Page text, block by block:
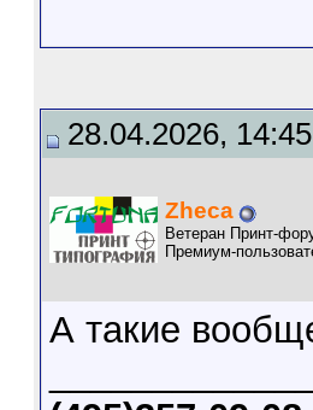
28.04.2026, 14:45
Zheca
Ветеран Принт-
Премиум-
А такие